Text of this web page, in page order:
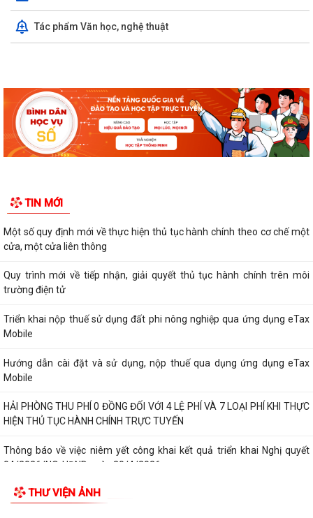
Tác phẩm Văn học, nghệ thuật
TIN MỚI
Một số quy định mới về thực hiện thủ tục hành chính theo cơ chế một
cửa, một cửa liên thông
Quy trình mới về tiếp nhận, giải quyết thủ tục hành chính trên môi
trường điện tử
Triển khai nộp thuế sử dụng đất phi nông nghiệp qua ứng dụng eTax
Mobile
Hướng dẫn cài đặt và sử dụng, nộp thuế qua dụng ứng dụng eTax
Mobile
HẢI PHÒNG THU PHÍ 0 ĐỒNG ĐỐI VỚI 4 LỆ PHÍ VÀ 7 LOẠI PHÍ KHI THỰC
HIỆN THỦ TỤC HÀNH CHÍNH TRỰC TUYẾN
Thông báo về việc niêm yết công khai kết quả triển khai Nghị quyết
04/2026/NQ-HĐND ngày 20/4/2026...
THƯ VIỆN ẢNH